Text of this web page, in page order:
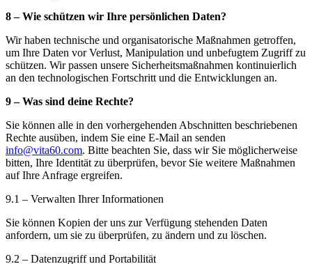
8 – Wie schützen wir Ihre persönlichen Daten?
Wir haben technische und organisatorische Maßnahmen getroffen,
um Ihre Daten vor Verlust, Manipulation und unbefugtem Zugriff zu
schützen. Wir passen unsere Sicherheitsmaßnahmen kontinuierlich
an den technologischen Fortschritt und die Entwicklungen an.
9 – Was sind deine Rechte?
Sie können alle in den vorhergehenden Abschnitten beschriebenen
Rechte ausüben, indem Sie eine E-Mail an senden
info@vita60.com. Bitte beachten Sie, dass wir Sie möglicherweise
bitten, Ihre Identität zu überprüfen, bevor Sie weitere Maßnahmen
auf Ihre Anfrage ergreifen.
9.1 – Verwalten Ihrer Informationen
Sie können Kopien der uns zur Verfügung stehenden Daten
anfordern, um sie zu überprüfen, zu ändern und zu löschen.
9.2 – Datenzugriff und Portabilität